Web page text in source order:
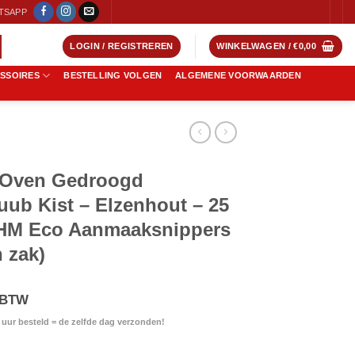
LOGIN / REGISTREREN WINKELWAGEN /€0,00
BESTELLING VOLGEN
ALGEMENE VOORWAARDEN
Gedroogd
Kist – Elzenhout – 25
Eco Aanmaaksnippers
zak)
besteld = de zelfde dag verzonden!